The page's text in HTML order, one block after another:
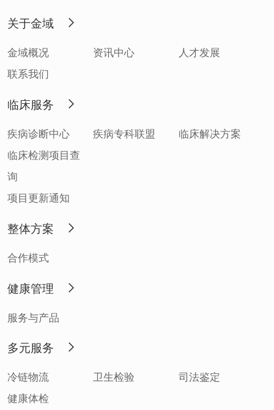
关于金域
金域概况 资讯中心
人才发展
联系我们
临床服务
疾病诊断中心 疾病专科联盟
临床解决方案
临床检测项目查
询
项目更新通知
整体方案
合作模式
健康管理
服务与产品
多元服务
冷链物流 卫生检验
司法鉴定
健康体检